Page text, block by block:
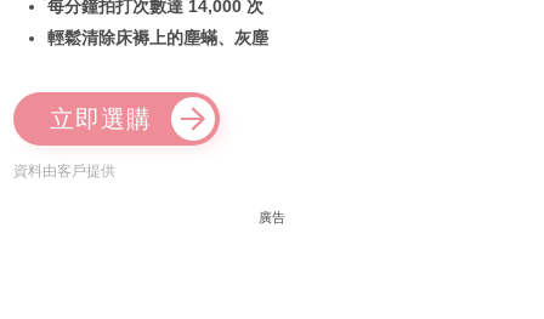
每分鐘拍打次數達 14,000 次
輕鬆清除床褥上的塵蟎、灰塵
立即選購
資料由客戶提供
廣告